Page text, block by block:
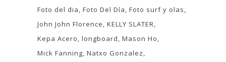
Foto del dia Foto Del Día Foto surf y olas
John John Florence KELLY SLATER
Kepa Acero longboard Mason Ho
Mick Fanning Natxo Gonzalez